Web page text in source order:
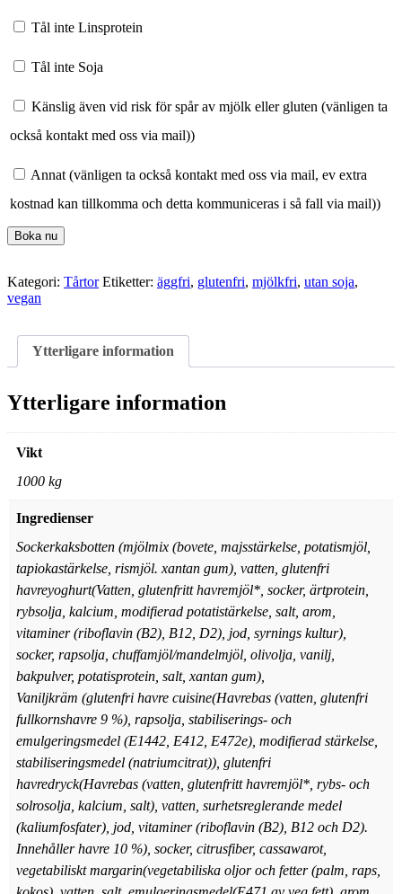
Tål inte Linsprotein
Tål inte Soja
Känslig även vid risk för spår av mjölk eller gluten (vänligen ta
också kontakt med oss via mail))
Annat (vänligen ta också kontakt med oss via mail, ev extra
kostnad kan tillkomma och detta kommuniceras i så fall via mail))
Boka nu
Kategori: Tårtor Etiketter: äggfri, glutenfri, mjölkfri, utan soja,
vegan
Ytterligare information
Ytterligare information
Vikt
1000 kg
Ingredienser
Sockerkaksbotten (mjölmix (bovete, majsstärkelse, potatismjöl,
tapiokastärkelse, rismjöl. xantan gum), vatten, glutenfri
havreyoghurt(Vatten, glutenfritt havremjöl*, socker, ärtprotein,
rybsolja, kalcium, modifierad potatistärkelse, salt, arom,
vitaminer (riboflavin (B2), B12, D2), jod, syrnings kultur),
socker, rapsolja, chuffamjöl/mandelmjöl, olivolja, vanilj,
bakpulver, potatisprotein, salt, xantan gum),
Vaniljkräm (glutenfri havre cuisine(Havrebas (vatten, glutenfri
fullkornshavre 9 %), rapsolja, stabiliserings- och
emulgeringsmedel (E1442, E412, E472e), modifierad stärkelse,
stabiliseringsmedel (natriumcitrat)), glutenfri
havredryck(Havrebas (vatten, glutenfritt havremjöl*, rybs- och
solrosolja, kalcium, salt), vatten, surhetsreglerande medel
(kaliumfosfater), jod, vitaminer (riboflavin (B2), B12 och D2).
Innehåller havre 10 %), socker, citrusfiber, cassawarot,
vegetabiliskt margarin(vegetabiliska oljor och fetter (palm, raps,